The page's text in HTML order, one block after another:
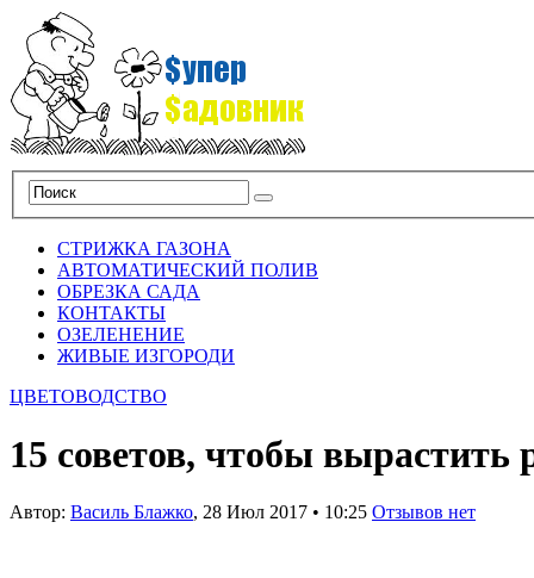
СТРИЖКА ГАЗОНА
АВТОМАТИЧЕСКИЙ ПОЛИВ
ОБРЕЗКА САДА
КОНТАКТЫ
ОЗЕЛЕНЕНИЕ
ЖИВЫЕ ИЗГОРОДИ
ЦВЕТОВОДСТВО
15 советов, чтобы вырастить
Автор: Василь Блажко, 28 Июл 2017 • 10:25 Отзывов нет